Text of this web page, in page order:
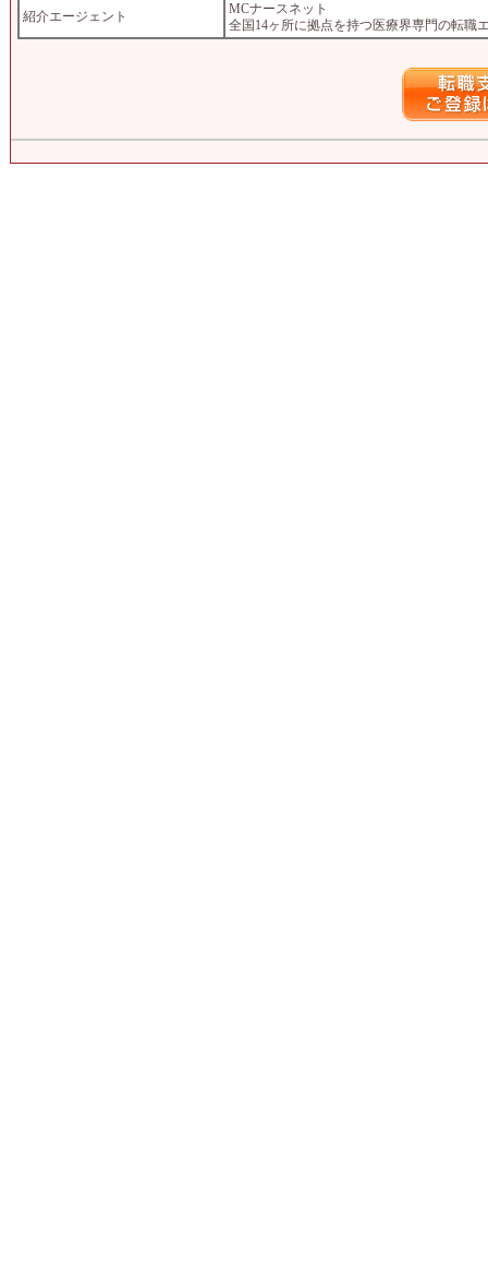
紹介エージェント
MCナースネット
全国14ヶ所に拠点を持つ医療界専門の転職